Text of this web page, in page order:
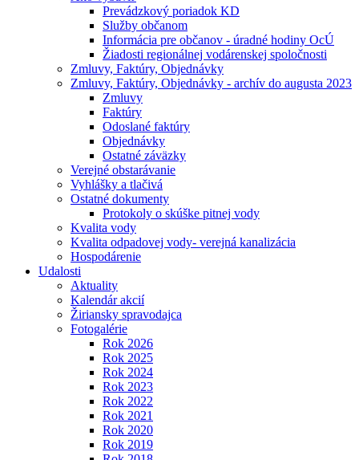
Prevádzkový poriadok KD
Služby občanom
Informácia pre občanov - úradné hodiny OcÚ
Žiadosti regionálnej vodárenskej spoločnosti
Zmluvy, Faktúry, Objednávky
Zmluvy, Faktúry, Objednávky - archív do augusta 2023
Zmluvy
Faktúry
Odoslané faktúry
Objednávky
Ostatné záväzky
Verejné obstarávanie
Vyhlášky a tlačivá
Ostatné dokumenty
Protokoly o skúške pitnej vody
Kvalita vody
Kvalita odpadovej vody- verejná kanalizácia
Hospodárenie
Udalosti
Aktuality
Kalendár akcií
Žiriansky spravodajca
Fotogalérie
Rok 2026
Rok 2025
Rok 2024
Rok 2023
Rok 2022
Rok 2021
Rok 2020
Rok 2019